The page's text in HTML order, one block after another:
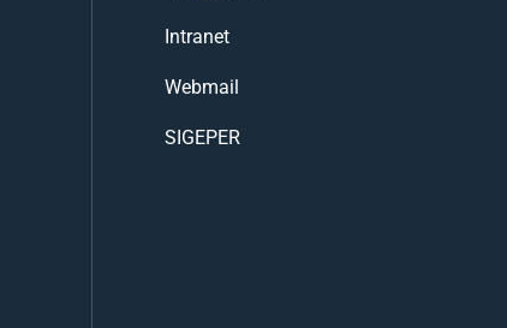
Intranet
Webmail
SIGEPER